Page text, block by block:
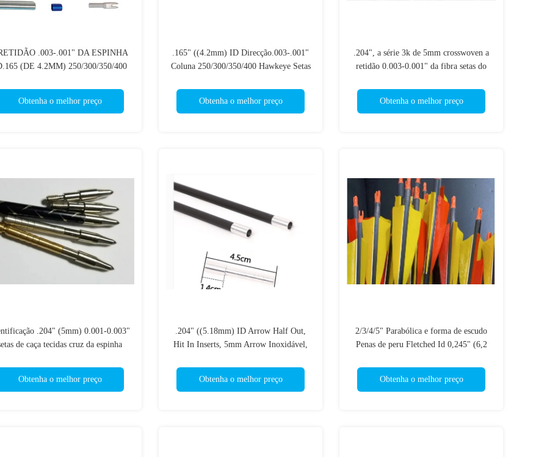
.003-.001" DA ESPINHA
(DE 4.2MM) 250/300/350/400
QUE CAÇA SETAS DE
HAWKEYE
Obtenha o melhor preço
.165" ((4.2mm) ID Direcção.003-.001"
Coluna 250/300/350/400 Hawkeye Setas
Obtenha o melhor preço
.204", a série 3k de 5mm crosswoven a
retidão 0.003-0.001" da fibra setas do
200/250/300/350/400 da caça do grande
jogo
Obtenha o melhor preço
.204" (5mm) 0.001-0.003"
de caça tecidas cruz da espinha
Obtenha o melhor preço
.204" ((5.18mm) ID Arrow Half Out,
Hit In Inserts, 5mm Arrow Inoxidável,
Obtenha o melhor preço
2/3/4/5" Parabólica e forma de escudo
Penas de peru Fletched Id 0,245" (6,2
Obtenha o melhor preço